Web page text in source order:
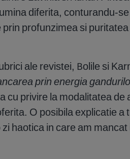
diferita, conturandu-
profunzimea si
ale revistei, Bolile si
prin energia
cu privire la modalitatea de
O posibila explicatie a
haotica in care am